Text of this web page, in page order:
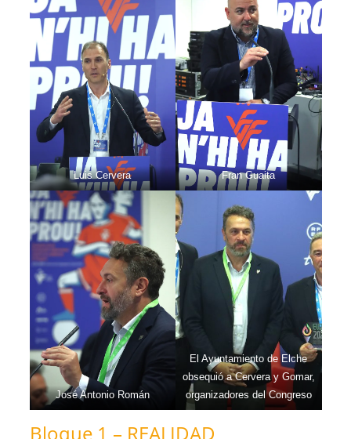
Luis Cervera Fran Guaita
José Antonio Román
El Ayuntamiento de Elche
obsequió a Cervera y Gomar,
organizadores del Congreso
Bloque 1 – REALIDAD